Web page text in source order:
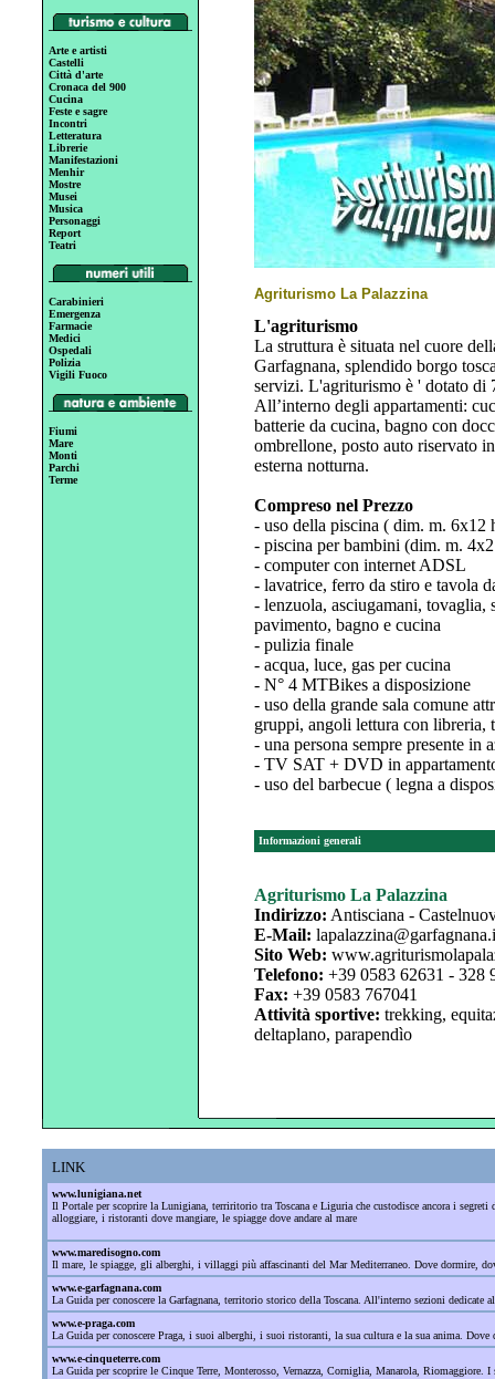
Arte e artisti
Castelli
Città d'arte
Cronaca del 900
Cucina
Feste e sagre
Incontri
Letteratura
Librerie
Manifestazioni
Menhir
Mostre
Musei
Musica
Personaggi
Report
Teatri
Carabinieri
Emergenza
Farmacie
Medici
Ospedali
Polizia
Vigili Fuoco
Fiumi
Mare
Monti
Parchi
Terme
Agriturismo La Palazzina
L'agriturismo
La struttura è situata nel cuore
Garfagnana, splendido borgo
servizi. L'agriturismo è ' dotato di
All’interno degli appartamenti:
batterie da cucina, bagno con
ombrellone, posto auto riservato
esterna notturna.
Compreso nel Prezzo
- uso della piscina ( dim. m. 6x12
- piscina per bambini (dim. m.
- computer con internet ADSL
- lavatrice, ferro da stiro e tavola
- lenzuola, asciugamani, tovaglia,
pavimento, bagno e cucina
- pulizia finale
- acqua, luce, gas per cucina
- N° 4 MTBikes a disposizione
- uso della grande sala comune
gruppi, angoli lettura con libreria,
- una persona sempre presente
- TV SAT + DVD in
- uso del barbecue ( legna a
Informazioni generali
Agriturismo La Palazzina
Indirizzo: Antisciana -
E-Mail:
Sito Web:
Telefono: +39 0583 62631 - 328
Fax: +39 0583 767041
Attività sportive: trekking,
deltaplano, parapendìo
LINK
www.lunigiana.net
Il Portale per scoprire la Lunigiana, terriritorio tra Toscana e Liguria che custodisce ancora i
alloggiare, i ristoranti dove mangiare, le spiagge dove andare al mare
www.maredisogno.com
Il mare, le spiagge, gli alberghi, i villaggi più affascinanti del Mar Mediterraneo. Dove dormire,
www.e-garfagnana.com
La Guida per conoscere la Garfagnana, territorio storico della Toscana. All'interno sezioni
www.e-praga.com
La Guida per conoscere Praga, i suoi alberghi, i suoi ristoranti, la sua cultura e la sua anima.
www.e-cinqueterre.com
La Guida per scoprire le Cinque Terre, Monterosso, Vernazza, Corniglia, Manarola,